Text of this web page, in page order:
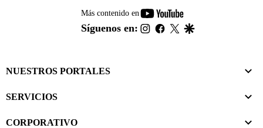
Más contenido en
youtube-
footer
Síguenos en: instagram
facebook
twitter
NUESTROS PORTALES
SERVICIOS
CORPORATIVO